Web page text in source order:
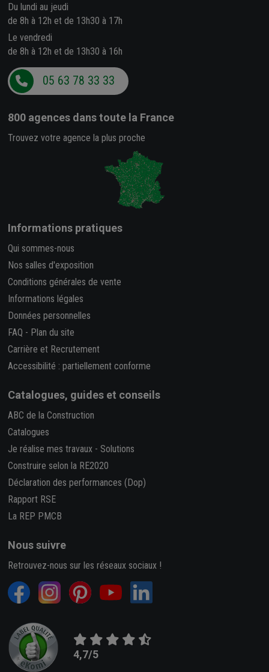
Du lundi au jeudi
de 8h à 12h et de 13h30 à 17h
Le vendredi
de 8h à 12h et de 13h30 à 16h
05 63 78 33 33
800 agences dans toute la France
Trouvez votre agence la plus proche
Informations pratiques
Qui sommes-nous
Nos salles d'exposition
Conditions générales de vente
Informations légales
Données personnelles
FAQ - Plan du site
Carrière et Recrutement
Accessibilité : partiellement conforme
Catalogues, guides et conseils
ABC de la Construction
Catalogues
Je réalise mes travaux - Solutions
Construire selon la RE2020
Déclaration des performances (Dop)
Rapport RSE
La REP PMCB
Nous suivre
Retrouvez-nous sur les réseaux sociaux !
4,7/5